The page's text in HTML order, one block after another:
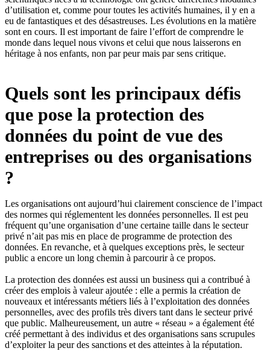
d’utilisation et, comme pour toutes les activités humaines, il y en a
eu de fantastiques et des désastreuses. Les évolutions en la matière
sont en cours. Il est important de faire l’effort de comprendre le
monde dans lequel nous vivons et celui que nous laisserons en
héritage à nos enfants, non par peur mais par sens critique.
Quels sont les principaux défis
que pose la protection des
données du point de vue des
entreprises ou des organisations
?
Les organisations ont aujourd’hui clairement conscience de l’impact
des normes qui réglementent les données personnelles. Il est peu
fréquent qu’une organisation d’une certaine taille dans le secteur
privé n’ait pas mis en place de programme de protection des
données. En revanche, et à quelques exceptions près, le secteur
public a encore un long chemin à parcourir à ce propos.
La protection des données est aussi un business qui a contribué à
créer des emplois à valeur ajoutée : elle a permis la création de
nouveaux et intéressants métiers liés à l’exploitation des données
personnelles, avec des profils très divers tant dans le secteur privé
que public. Malheureusement, un autre « réseau » a également été
créé permettant à des individus et des organisations sans scrupules
d’exploiter la peur des sanctions et des atteintes à la réputation.